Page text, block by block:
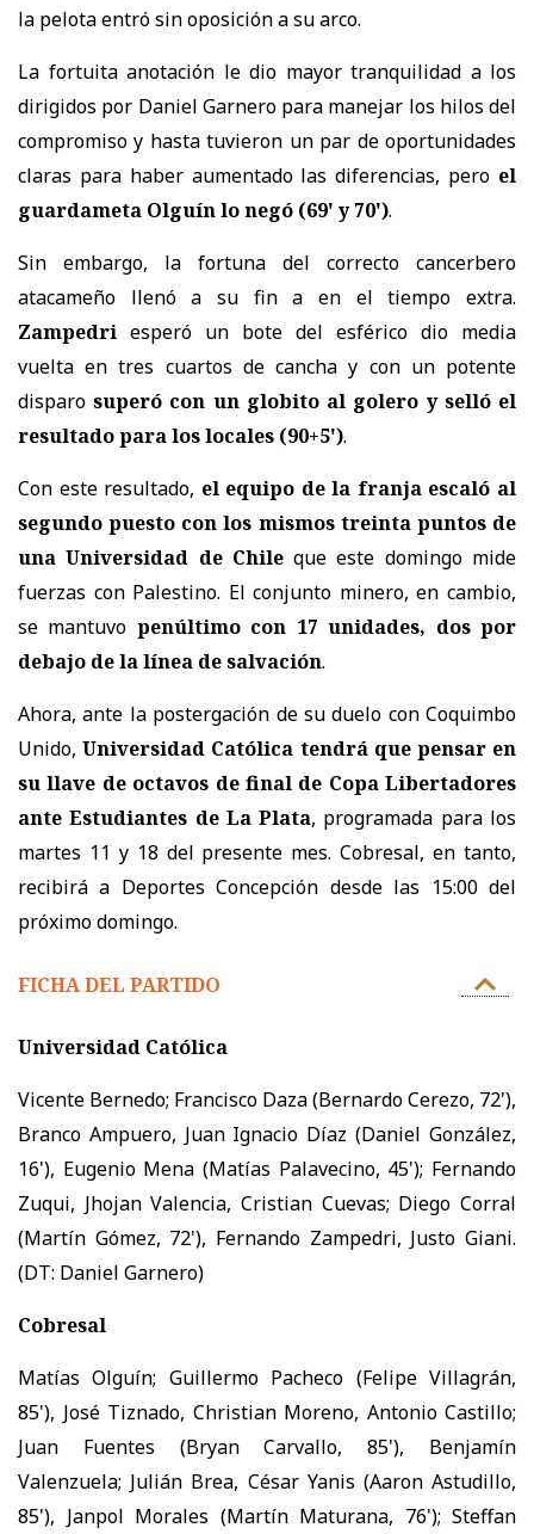
la pelota entró sin oposición a su arco.
La fortuita anotación le dio mayor tranquilidad a los
dirigidos por Daniel Garnero para manejar los hilos del
compromiso y hasta tuvieron un par de oportunidades
claras para haber aumentado las diferencias, pero el
guardameta Olguín lo negó (69' y 70').
Sin embargo, la fortuna del correcto cancerbero
atacameño llenó a su fin a en el tiempo extra.
Zampedri esperó un bote del esférico dio media
vuelta en tres cuartos de cancha y con un potente
disparosuperó con un globito al golero y selló el
resultado para los locales (90+5').
Con este resultado, el equipo de la franja escaló al
segundo puesto con los mismos treinta puntos de
una Universidad de Chileque este domingo mide
fuerzas con Palestino. El conjunto minero, en cambio,
se mantuvo penúltimo con 17 unidades, dos por
debajo de la línea de salvación.
Ahora, ante la postergación de su duelo con Coquimbo
Unido,Universidad Católica tendrá que pensar en
su llave de octavos de final de Copa Libertadores
ante Estudiantes de La Plata, programada para los
martes 11 y 18 del presente mes. Cobresal, en tanto,
recibirá a Deportes Concepción desde las 15:00 del
próximo domingo.
FICHA DEL PARTIDO
Universidad Católica
Vicente Bernedo; Francisco Daza (Bernardo Cerezo, 72'),
Branco Ampuero, Juan Ignacio Díaz (Daniel González,
16'), Eugenio Mena (Matías Palavecino, 45'); Fernando
Zuqui, Jhojan Valencia, Cristian Cuevas; Diego Corral
(Martín Gómez, 72'), Fernando Zampedri, Justo Giani.
(DT: Daniel Garnero)
Cobresal
Matías Olguín; Guillermo Pacheco (Felipe Villagrán,
85'), José Tiznado, Christian Moreno, Antonio Castillo;
Juan Fuentes (Bryan Carvallo, 85'), Benjamín
Valenzuela; Julián Brea, César Yanis (Aaron Astudillo,
85'), Janpol Morales (Martín Maturana, 76'); Steffan